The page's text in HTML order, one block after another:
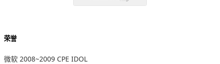
荣誉
微软 2008~2009 CPE IDOL